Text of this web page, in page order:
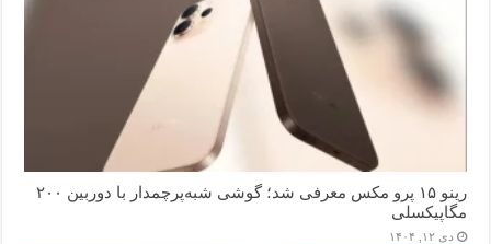
رینو ۱۵ پرو مکس معرفی شد؛ گوشی شبه‌پرچمدار با دوربین ۲۰۰
مگاپیکسلی
دی ۱۲, ۱۴۰۴